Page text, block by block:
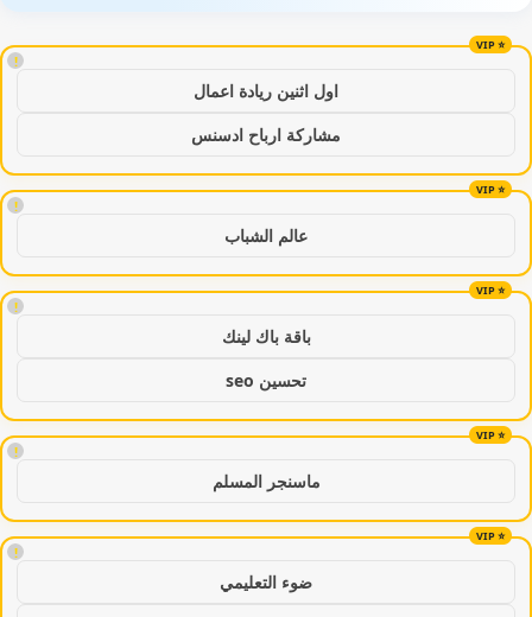
!
اول اثنين ريادة اعمال
مشاركة ارباح ادسنس
!
عالم الشباب
!
باقة باك لينك
تحسين seo
!
ماسنجر المسلم
!
ضوء التعليمي